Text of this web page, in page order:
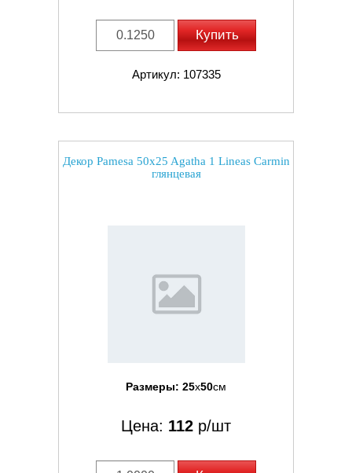
Купить
Артикул: 107335
Декор Pamesa 50x25 Agatha 1 Lineas Carmin
глянцевая
Размеры: 25x50см
Цена: 112 р/шт